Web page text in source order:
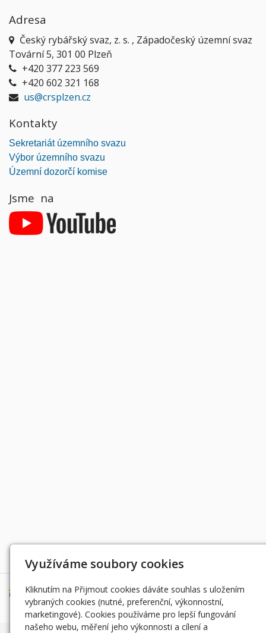
Adresa
Český rybářský svaz, z. s. , Západočeský územní svaz
Tovární 5, 301 00 Plzeň
+420 377 223 569
+420 602 321 168
us@crsplzen.cz
Kontakty
Sekretariát územního svazu
Výbor územního svazu
Územní dozorčí komise
Jsme na
Děkujeme za podporu
Využíváme soubory cookies
Kliknutím na Přijmout cookies dáváte souhlas s uložením
vybraných cookies (nutné, preferenční, výkonnostní,
marketingové). Cookies používáme pro lepší fungování
našeho webu, měření jeho výkonnosti a cílení a